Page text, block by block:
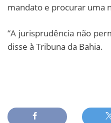
mandato e procurar uma
“A jurisprudência não
disse à Tribuna da Bahia.